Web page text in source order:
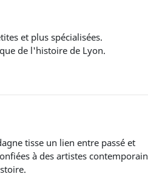
et plus spécialisées.
de l'histoire de Lyon.
tisse un lien entre passé et
à des artistes contemporain